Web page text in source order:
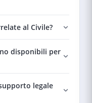
al Civile?
disponibili per
legale